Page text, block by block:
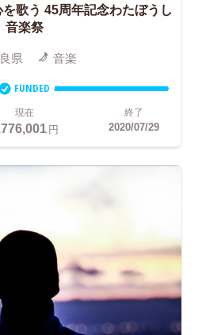
歌う 45周年記念わたぼうし
音楽祭
県 音楽
FUNDED
現在
円
終了
2020/07/29